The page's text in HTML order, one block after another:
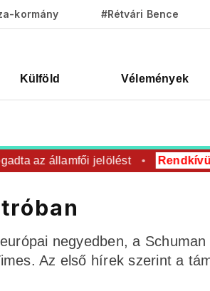
kormány #Rétvári Bence
Külföld Vélemények
az államfői jelölést Rendkívüli
negyedben, a
Az első hírek szerint a